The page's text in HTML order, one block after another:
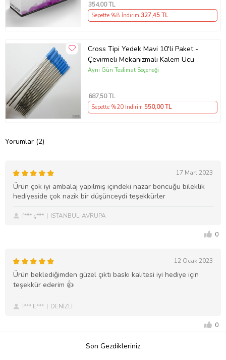
354,00 TL
Sepette %8 İndirim 327,45 TL
Cross Tipi Yedek Mavi 10'li Paket -
Çevirmeli Mekanizmalı Kalem Ucu
Aynı Gün Teslimat Seçeneği
687,50 TL
Sepette %20 İndirim 550,00 TL
Yorumlar (2)
17 Mart 2023
Ürün çok iyi ambalaj yapılmış içindeki nazar boncuğu bileklik
hediyeside çok nazik bir düşünceydi teşekkürler
f*** ç*** ISTANBUL-AVRUPA
0
12 Ocak 2023
Ürün beklediğimden güzel çıktı baskı kalitesi iyi hediye için
teşekkür ederim 👍
İ*** E*** DENİZLİ
0
Son Gezdikleriniz